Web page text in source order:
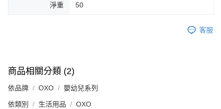
淨重 50
客服
商品相關分類 (2)
依品牌 OXO 嬰幼兒系列
依類別 生活用品 OXO